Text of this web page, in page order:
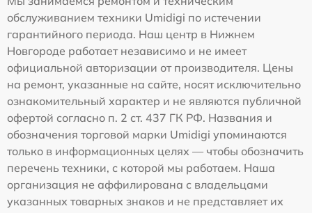
обслуживанием техники Umidigi по истечении
гарантийного периода. Наш центр в Нижнем
Новгороде работает независимо и не имеет
официальной авторизации от производителя. Цены
на ремонт, указанные на сайте, носят исключительно
ознакомительный характер и не являются публичной
офертой согласно п. 2 ст. 437 ГК РФ. Названия и
обозначения торговой марки Umidigi упоминаются
только в информационных целях — чтобы обозначить
перечень техники, с которой мы работаем. Наша
организация не аффилирована с владельцами
указанных товарных знаков и не представляет их